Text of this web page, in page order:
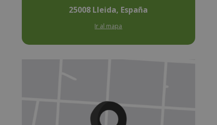
25008 Lleida, España
Ir al mapa